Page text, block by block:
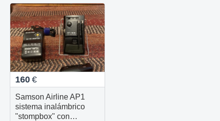
160 €
Samson Airline AP1
sistema inalámbrico
"stompbox" con